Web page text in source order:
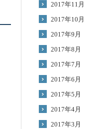
2017年11月
2017年10月
2017年9月
2017年8月
2017年7月
2017年6月
2017年5月
2017年4月
2017年3月